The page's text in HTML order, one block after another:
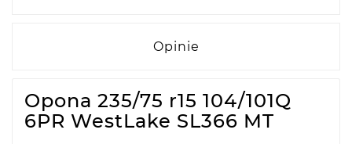
Opinie
Opona 235/75 r15 104/101Q
6PR WestLake SL366 MT